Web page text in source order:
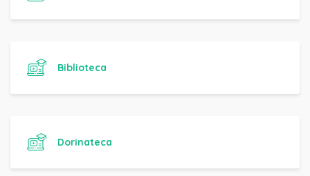
Biblioteca
Dorinateca